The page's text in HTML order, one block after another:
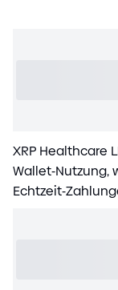
XRP Healthcare
Wallet-Nutzung,
Echtzeit-